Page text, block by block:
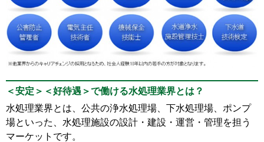
＜安定＞＜好待遇＞で働ける水処理業界とは？
水処理業界とは、公共の浄水処理場、下水処理場、ポンプ
場といった、水処理施設の設計・建設・運営・管理を担う
マーケットです。